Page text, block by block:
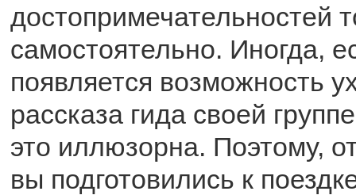
достопримечательностей
самостоятельно. Иногда,
появляется возможность
рассказа гида своей
это иллюзорна. Поэтому,
вы подготовились к